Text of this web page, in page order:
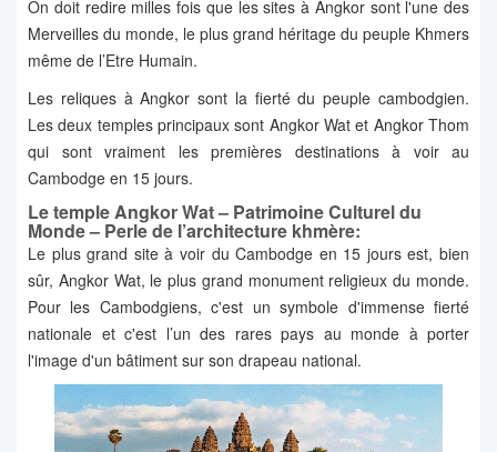
On doit redire milles fois que les sites à Angkor sont l'une des
Merveilles du monde, le plus grand héritage du peuple Khmers
même de l’Etre Humain.
Les reliques à Angkor sont la fierté du peuple cambodgien.
Les deux temples principaux sont Angkor Wat et Angkor Thom
qui sont vraiment les premières destinations à voir au
Cambodge en 15 jours.
Le temple Angkor Wat – Patrimoine Culturel du
Monde – Perle de l’architecture khmère:
Le plus grand site à voir du Cambodge en 15 jours est, bien
sûr, Angkor Wat, le plus grand monument religieux du monde.
Pour les Cambodgiens, c'est un symbole d'immense fierté
nationale et c'est l’un des rares pays au monde à porter
l'image d'un bâtiment sur son drapeau national.